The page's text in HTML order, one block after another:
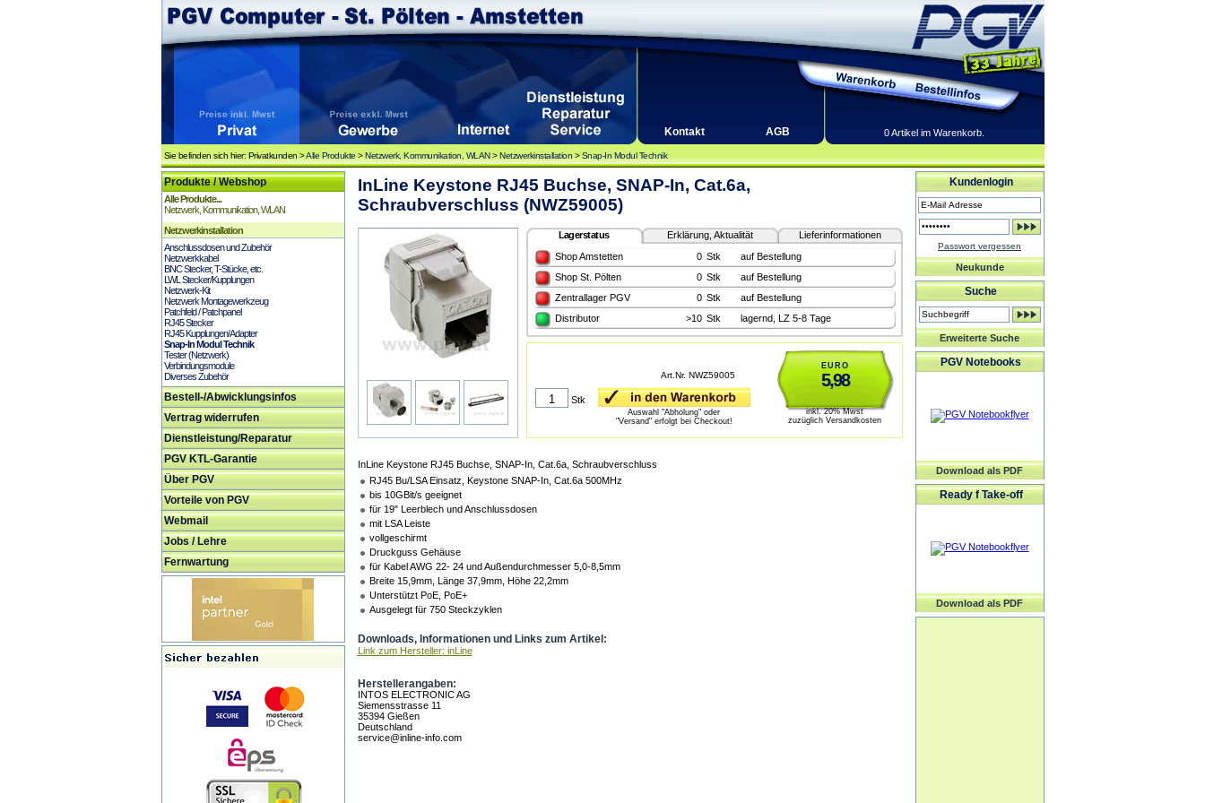
Kontakt AGB 0 Artikel im Warenkorb.
Sie befinden sich hier: Privatkunden >Alle Produkte >Netzwerk, Kommunikation, WLAN>Netzwerkinstallation >Snap-In Modul Technik
Produkte / Webshop
Alle Produkte...
Netzwerk, Kommunikation, WLAN
Netzwerkinstallation
Anschlussdosen und Zubehör
Netzwerkkabel
BNC Stecker, T-Stücke, etc.
LWL Stecker/Kupplungen
Netzwerk-Kit
Netzwerk Montagewerkzeug
Patchfeld / Patchpanel
RJ45 Stecker
RJ45 Kupplungen/Adapter
Snap-In Modul Technik
Tester (Netzwerk)
Verbindungsmodule
Diverses Zubehör
Bestell-/Abwicklungsinfos
Vertrag widerrufen
Dienstleistung/Reparatur
PGV KTL-Garantie
Über PGV
Vorteile von PGV
Webmail
Jobs / Lehre
Fernwartung
InLine Keystone RJ45 Buchse, SNAP-In, Cat.6a,
Schraubverschluss (NWZ59005)
Lagerstatus Erklärung, Aktualität
Lieferinformationen
Shop Amstetten
0 Stk
auf Bestellung
Shop St. Pölten
0 Stk
auf Bestellung
Zentrallager PGV
0 Stk
auf Bestellung
Distributor
>10 Stk lagernd, LZ 5-8 Tage
EURO
5,98
inkl. 20% Mwst
zuzüglich Versandkosten
Art.Nr. NWZ59005
Stk
Auswahl "Abholung" oder
"Versand" erfolgt bei Checkout!
InLine Keystone RJ45 Buchse, SNAP-In, Cat.6a, Schraubverschluss
RJ45 Bu/LSA Einsatz, Keystone SNAP-In, Cat.6a 500MHz
bis 10GBit/s geeignet
für 19" Leerblech und Anschlussdosen
mit LSA Leiste
vollgeschirmt
Druckguss Gehäuse
für Kabel AWG 22- 24 und Außendurchmesser 5,0-8,5mm
Breite 15,9mm, Länge 37,9mm, Höhe 22,2mm
Unterstützt PoE, PoE+
Ausgelegt für 750 Steckzyklen
Downloads, Informationen und Links zum Artikel:
Link zum Hersteller: inLine
Herstellerangaben:
INTOS ELECTRONIC AG
Siemensstrasse 11
35394 Gießen
Deutschland
service@inline-info.com
Kundenlogin
Passwort vergessen
Neukunde
Suche
Erweiterte Suche
PGV Notebooks
Download als PDF
Ready f Take-off
Download als PDF